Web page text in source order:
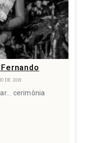
DE 2019
cerimônia